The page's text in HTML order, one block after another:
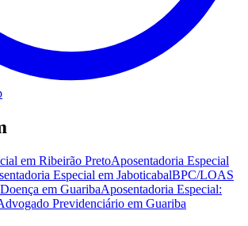
em Ribeirão PretoAposentadoria Especial
Especial em JaboticabalBPC/LOAS
em GuaribaAposentadoria Especial:
Previdenciário em Guariba